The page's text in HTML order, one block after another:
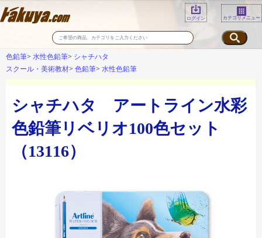
ログイン カテゴリメニュー
色鉛筆 水性色鉛筆
シャチハタ
スクール・美術教材
色鉛筆 水性色鉛筆
シャチハタ アートライン水彩
色鉛筆リベリオ100色セット
（13116）